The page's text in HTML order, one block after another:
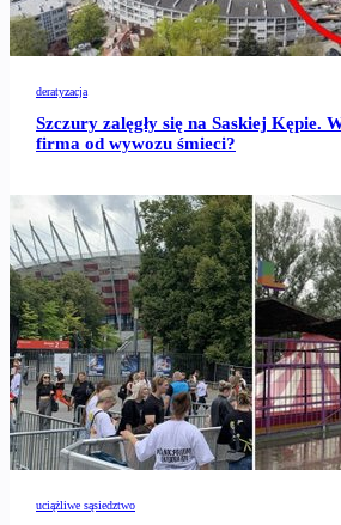
deratyzacja
Szczury zalęgły się na Saskiej Kępie.
firma od wywozu śmieci?
uciążliwe sąsiedztwo